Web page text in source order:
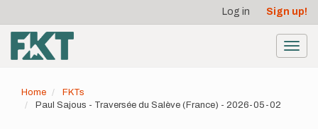
main
content
account
menu
Log in Sign up!
Home
FKTs
Paul Sajous - Traversée du Salève (France) - 2026-05-02